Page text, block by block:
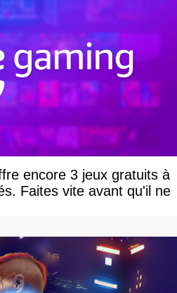
encore 3 jeux gratuits à
Faites vite avant qu'il ne